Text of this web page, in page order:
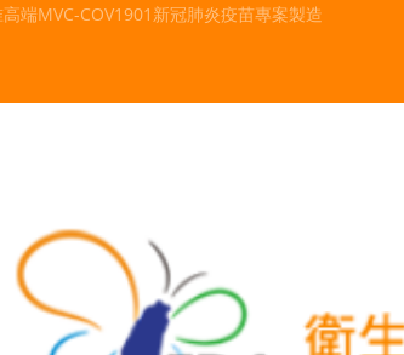
端MVC-COV1901新冠肺炎疫苗專案製造